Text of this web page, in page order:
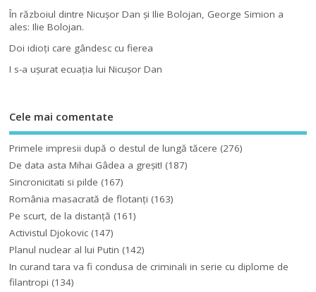
În războiul dintre Nicuşor Dan şi Ilie Bolojan, George Simion a
ales: Ilie Bolojan.
Doi idioţi care gândesc cu fierea
I s-a uşurat ecuaţia lui Nicuşor Dan
Cele mai comentate
Primele impresii după o destul de lungă tăcere (276)
De data asta Mihai Gâdea a greşit! (187)
Sincronicitati si pilde (167)
România masacrată de flotanţi (163)
Pe scurt, de la distanță (161)
Activistul Djokovic (147)
Planul nuclear al lui Putin (142)
In curand tara va fi condusa de criminali in serie cu diplome de
filantropi (134)